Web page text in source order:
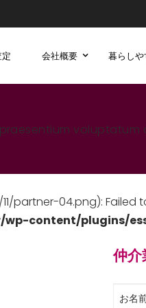
会社概要 暮らし
04.png): Failed
wp-content/plugins/
仲